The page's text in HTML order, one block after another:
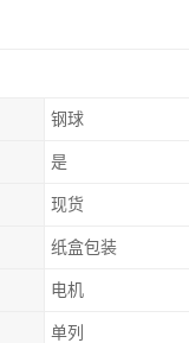
钢球
是
现货
纸盒包装
电机
单列